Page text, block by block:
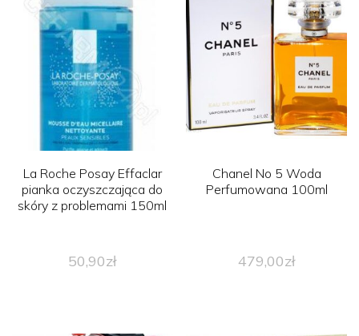
La Roche Posay Effaclar
pianka oczyszczająca do
skóry z problemami 150ml
50,90zł
Chanel No 5 Woda
Perfumowana 100ml
479,00zł